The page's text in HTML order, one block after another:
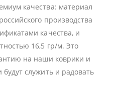
качества: материал
производства
качества, и
16,5 гр/м. Это
на наши коврики и
служить и радовать